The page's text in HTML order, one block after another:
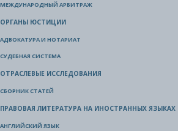
МЕЖДУНАРОДНЫЙ АРБИТРАЖ
ОРГАНЫ ЮСТИЦИИ
АДВОКАТУРА И НОТАРИАТ
СУДЕБНАЯ СИСТЕМА
ОТРАСЛЕВЫЕ ИССЛЕДОВАНИЯ
СБОРНИК СТАТЕЙ
ПРАВОВАЯ ЛИТЕРАТУРА НА ИНОСТРАННЫХ ЯЗЫКАХ
АНГЛИЙСКИЙ ЯЗЫК